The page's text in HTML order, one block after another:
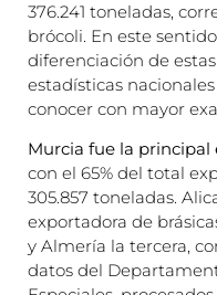
376.241 toneladas,
brócoli. En este
diferenciación de
estadísticas
conocer con mayor
Murcia fue la principal
con el 65% del total
305.857 toneladas.
exportadora de
y Almería la tercera,
datos del